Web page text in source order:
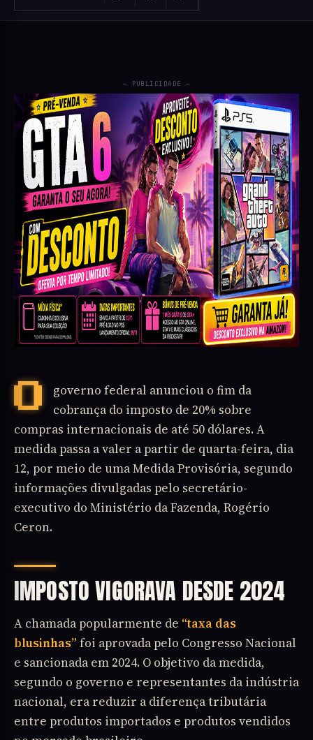
— PUBLICIDADE —
O governo federal anunciou o fim da
cobrança do imposto de 20% sobre
compras internacionais de até 50 dólares. A
medida passa a valer a partir de quarta-feira, dia
12, por meio de uma Medida Provisória, segundo
informações divulgadas pelo secretário-
executivo do Ministério da Fazenda, Rogério
Ceron.
IMPOSTO VIGORAVA DESDE 2024
A chamada popularmente de “taxa das
blusinhas” foi aprovada pelo Congresso Nacional
e sancionada em 2024. O objetivo da medida,
segundo o governo e representantes da indústria
nacional, era reduzir a diferença tributária
entre produtos importados e produtos vendidos